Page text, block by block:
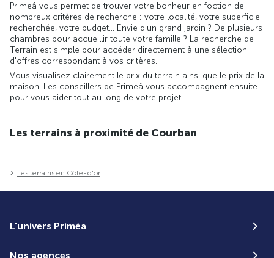
Primeâ vous permet de trouver votre bonheur en foction de
nombreux critères de recherche : votre localité, votre superficie
recherchée, votre budget... Envie d'un grand jardin ? De plusieurs
chambres pour accueillir toute votre famille ? La recherche de
Terrain est simple pour accéder directement à une sélection
d'offres correspondant à vos critères.
Vous visualisez clairement le prix du terrain ainsi que le prix de la
maison. Les conseillers de Primeâ vous accompagnent ensuite
pour vous aider tout au long de votre projet.
Les terrains à proximité de Courban
Les terrains en Côte-d'or
L'univers Priméa
Nos agences